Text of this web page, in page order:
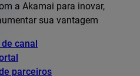
a Akamai para inovar,
sua vantagem
canal
parceiros